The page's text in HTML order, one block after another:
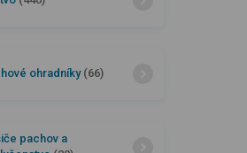
ohradníky(66)
pachov a